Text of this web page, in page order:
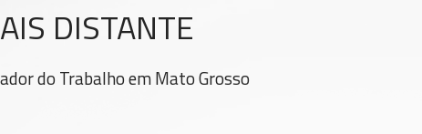
DISTANTE
do Trabalho em Mato Grosso